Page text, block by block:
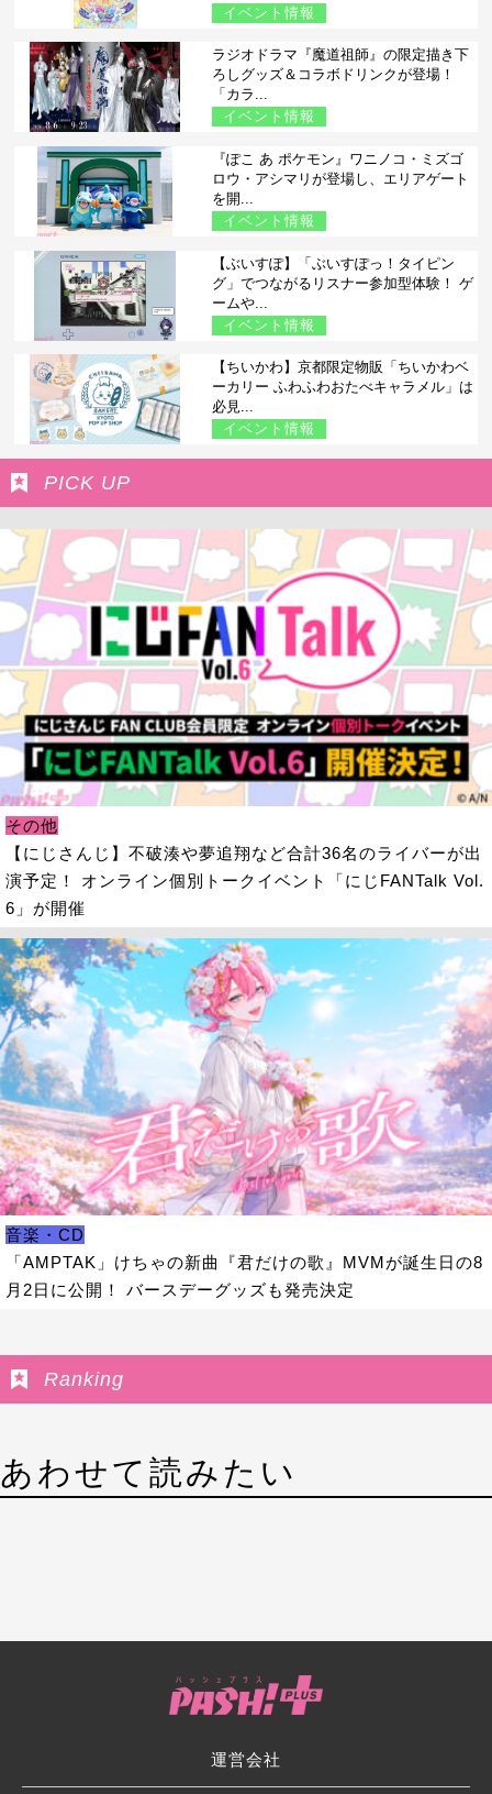
イベント情報
ラジオドラマ『魔道祖師』の限定描き下
ろしグッズ＆コラボドリンクが登場！
「カラ...
イベント情報
『ぽこ あ ポケモン』ワニノコ・ミズゴ
ロウ・アシマリが登場し、エリアゲート
を開...
イベント情報
【ぶいすぽ】「ぶいすぽっ！タイピン
グ」でつながるリスナー参加型体験！ ゲ
ームや...
イベント情報
【ちいかわ】京都限定物販「ちいかわベ
ーカリー ふわふわおたべキャラメル」は
必見...
イベント情報
PICK UP
その他
【にじさんじ】不破湊や夢追翔など合計36名のライバーが出
演予定！ オンライン個別トークイベント「にじFANTalk Vol.
6」が開催
音楽・CD
「AMPTAK」けちゃの新曲『君だけの歌』MVMが誕生日の8
月2日に公開！ バースデーグッズも発売決定
Ranking
あわせて読みたい
運営会社